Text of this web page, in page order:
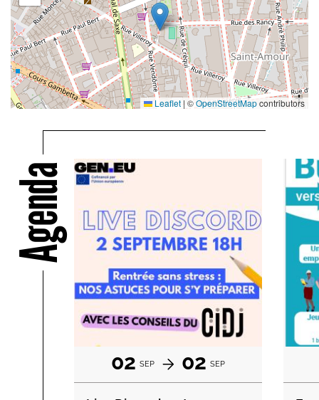
Leaflet|©OpenStreetMapcontributors
Agenda
02 SEP 02 SEP